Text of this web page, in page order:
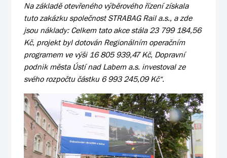
Na základě otevřeného výběrového řízení získala
tuto zakázku společnost STRABAG Rail a.s., a zde
jsou náklady: Celkem tato akce stála 23 799 184,56
Kč, projekt byl dotován Regionálním operačním
programem ve výši 16 805 939,47 Kč, Dopravní
podnik města Ústí nad Labem a.s. investoval ze
svého rozpočtu částku 6 993 245,09 Kč“.